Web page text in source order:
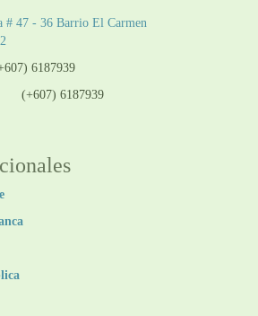
# 47 - 36 Barrio El Carmen
6187939
(+607) 6187939